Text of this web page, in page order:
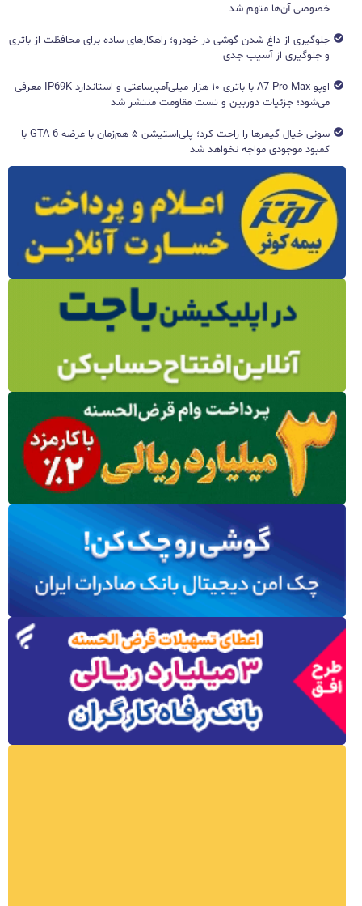
خصوصی آن‌ها متهم شد
جلوگیری از داغ شدن گوشی در خودرو؛ راهکارهای ساده برای محافظت از باتری
و جلوگیری از آسیب جدی
اوپو A7 Pro Max با باتری ۱۰ هزار میلی‌آمپرساعتی و استاندارد IP69K معرفی
می‌شود؛ جزئیات دوربین و تست مقاومت منتشر شد
سونی خیال گیمرها را راحت کرد؛ پلی‌استیشن ۵ هم‌زمان با عرضه GTA 6 با
کمبود موجودی مواجه نخواهد شد